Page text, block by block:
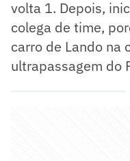
volta 1. Depois,
colega de time,
carro de Lando na
ultrapassagem do